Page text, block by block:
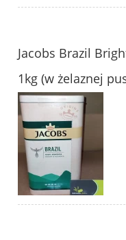
Jacobs Brazil
1kg (w żelaznej